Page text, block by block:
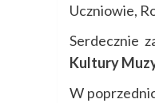
Uczniowie,
Serdecznie
Kultury
W